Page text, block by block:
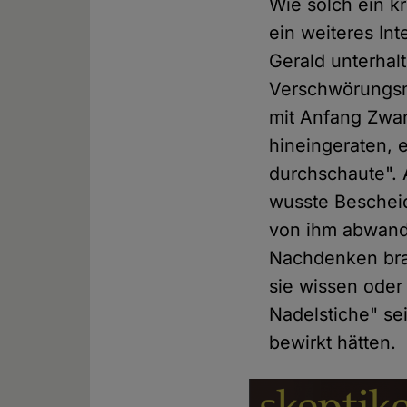
Wie solch ein
ein weiteres
Gerald
mit Anfang
hineingeraten,
durchschaute".
wusste
von ihm
Nachdenken
sie wissen
Nadelstiche"
bewirkt hätten.